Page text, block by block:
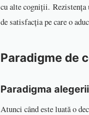
cu alte cogniții.
de satisfacția pe care o
Paradigme de
Paradigma
Atunci când este luată o